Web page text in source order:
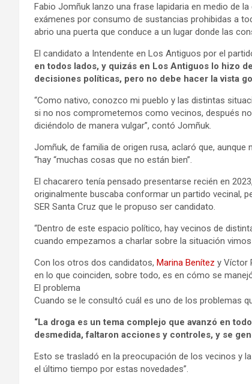
Fabio Jomñuk lanzo una frase lapidaria en medio de
exámenes por consumo de sustancias prohibidas a
abrio una puerta que conduce a un lugar donde las
El candidato a Intendente en Los Antiguos por el
en todos lados, y quizás en Los Antiguos lo hizo
decisiones políticas, pero no debe hacer la vista
“Como nativo, conozco mi pueblo y las distintas
si no nos comprometemos como vecinos, después
diciéndolo de manera vulgar”, contó Jomñuk.
Jomñuk, de familia de origen rusa, aclaró que,
“hay “muchas cosas que no están bien”.
El chacarero tenía pensado presentarse recién en
originalmente buscaba conformar un partido vecinal,
SER Santa Cruz que le propuso ser candidato.
“Dentro de este espacio político, hay vecinos de
cuando empezamos a charlar sobre la situación
Con los otros dos candidatos, Marina Benítez y Víctor
en lo que coinciden, sobre todo, es en cómo se
El problema
Cuando se le consultó cuál es uno de los problemas
“La droga es un tema complejo que avanzó en
desmedida, faltaron acciones y controles, y se
Esto se trasladó en la preocupación de los vecinos y
el último tiempo por estas novedades”.